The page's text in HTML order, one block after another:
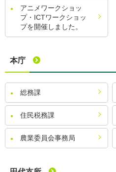
アニメワークショッ
プ・ICTワークショッ
プを開催しました。
本庁
総務課
住民税務課
農業委員会事務局